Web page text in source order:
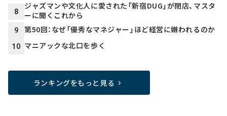
8
ジャズマンや文化人に愛された「新宿DUG」が閉店、マスタ
ーに聞くこれから
9 第50回：なぜ「優秀なマネジャー」ほど経営に嫌われるのか
10 マニアックな北口を歩く
ランキングをもっと見る